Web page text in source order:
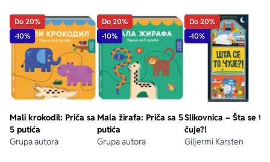
Do 20%
-10%
Mali krokodil: Priča sa
5 putića
Grupa autora
Do 20%
-10%
Mala žirafa: Priča sa 5
putića
Grupa autora
Do 20%
-10%
Slikovnica – Šta se to
čuje?!
Giljermi Karsten